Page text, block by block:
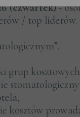
(czwartek)-
/ top liderów.
grup
kosztów